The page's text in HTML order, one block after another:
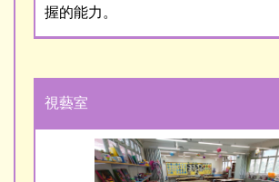
握的能力。
視藝室